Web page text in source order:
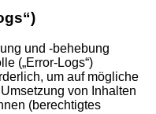
und -behebung
(„Error-Logs“)
um auf mögliche
von Inhalten
(berechtigtes